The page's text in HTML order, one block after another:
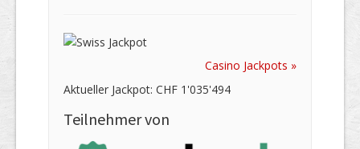
Casino Jackpots »
Aktueller Jackpot: CHF 1'035'494
Teilnehmer von